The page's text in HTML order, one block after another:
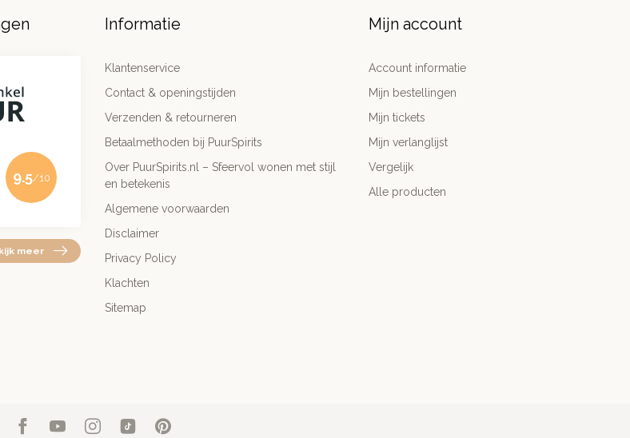
9.5/10
meer
Informatie
Klantenservice
Contact & openingstijden
Verzenden & retourneren
Betaalmethoden bij PuurSpirits
Over PuurSpirits.nl – Sfeervol wonen met stijl
en betekenis
Algemene voorwaarden
Disclaimer
Privacy Policy
Klachten
Sitemap
Mijn account
Account informatie
Mijn bestellingen
Mijn tickets
Mijn verlanglijst
Vergelijk
Alle producten